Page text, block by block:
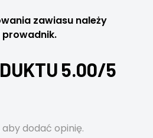
zawiasu należy
5.00/5
aby dodać opinię.